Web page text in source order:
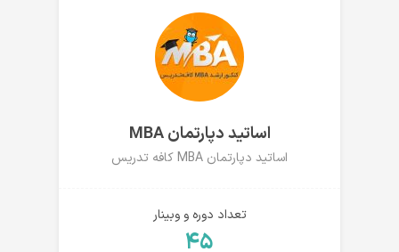
اساتید دپارتمان MBA
اساتید دپارتمان MBA کافه تدریس
تعداد دوره و وبینار
۴۵